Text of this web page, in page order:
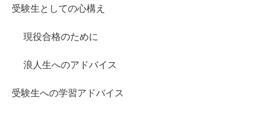
受験生としての心構え
現役合格のために
浪人生へのアドバイス
受験生への学習アドバイス